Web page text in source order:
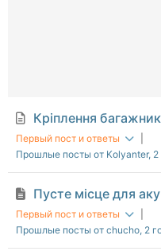
Кріплення
Первый пост и ответы
Прошлые посты от Kolyanter, 2
Пусте місце для
Первый пост и ответы
Прошлые посты от chucho, 2